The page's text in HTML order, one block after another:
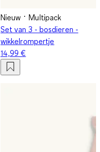
Nieuw
Multipack
Set van 3 - bosdieren -
wikkelrompertje
14,99 €